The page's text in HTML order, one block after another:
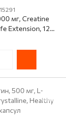
мг, Creatine
Extension, 120